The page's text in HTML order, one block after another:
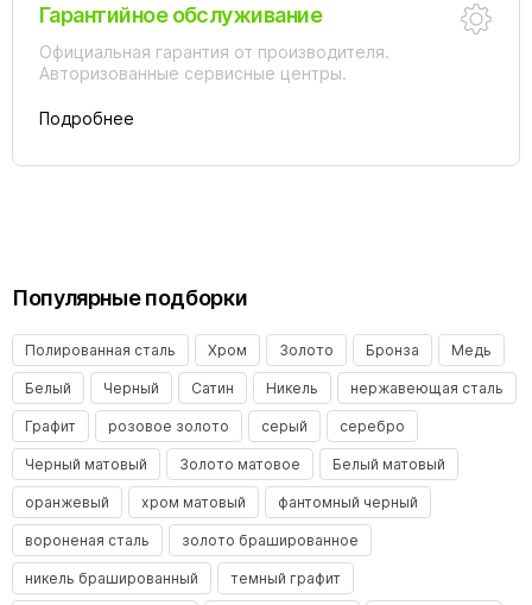
Гарантийное обслуживание
Официальная гарантия от производителя.
Авторизованные сервисные центры.
Подробнее
Популярные подборки
Полированная сталь Хром Золото Бронза Медь
Белый Черный Сатин Никель нержавеющая сталь
Графит розовое золото серый серебро
Черный матовый Золото матовое Белый матовый
оранжевый хром матовый фантомный черный
вороненая сталь золото брашированное
никель брашированный темный графит